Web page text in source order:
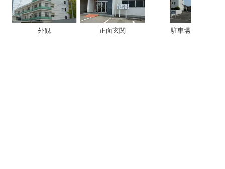
アクセス
お問い合わせ
外観 正面玄関 駐車場